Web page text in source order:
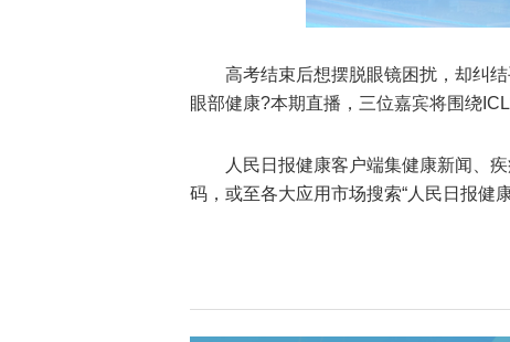
高考结束后想摆脱眼镜困扰，却纠
眼部健康?本期直播，三位嘉宾将围绕
人民日报健康客户端集健康新闻、
码，或至各大应用市场搜索“人民日报健康